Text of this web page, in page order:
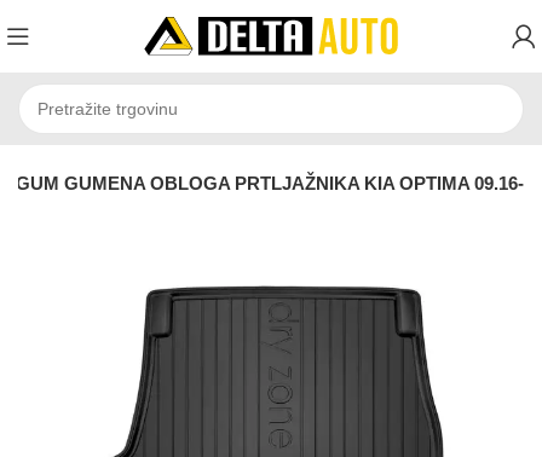
GUMENA OBLOGA PRTLJAŽNIKA KIA OPTIMA 09.16-